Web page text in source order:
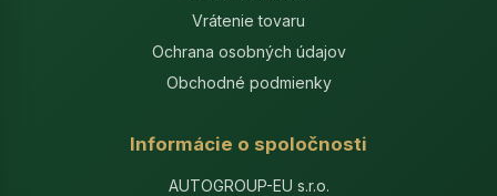
Vrátenie tovaru
Ochrana osobných údajov
Obchodné podmienky
Informácie o spoločnosti
AUTOGROUP-EU s.r.o.